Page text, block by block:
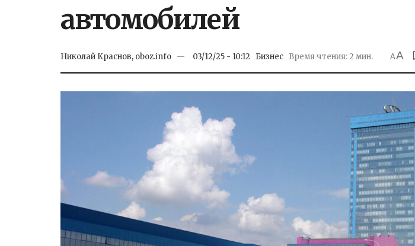
автомобилей
Николай Краснов, oboz.info 03/12/25 - 10:12 Бизнес Время чтения: 2 мин. AA